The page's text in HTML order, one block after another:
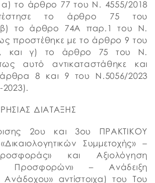
το άρθρο 77 του Ν. 4555/2018
το άρθρο 75 του
β) το άρθρο 74Α παρ.1 του Ν.
προστέθηκε με το άρθρο 9 του
, και γ) το άρθρο 75 του Ν.
αυτό αντικαταστάθηκε και
άρθρα 8 και 9 του Ν.5056/2023
ΔΙΑΤΑΞΗΣ
2ου και 3ου ΠΡΑΚΤΙΚOΥ
Συμμετοχής» –
και Αξιολόγηση
Προσφορών» – Ανάδειξη
αντίστοιχα) του Του